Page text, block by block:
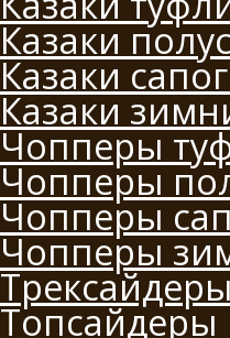
Казаки
Казаки
Казаки
Чопперы
Чопперы
Чопперы
Чопперы
Топсайдеры